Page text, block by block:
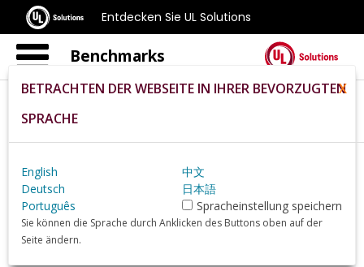
Entdecken Sie UL Solutions
Benchmarks
Home De
BETRACHTEN DER WEBSEITE IN IHRER BEVORZUGTEN
SPRACHE
X
English
中文
Deutsch
日本語
Português
Spracheinstellung speichern
Sie können die Sprache durch Anklicken des Buttons oben auf der
Seite ändern.